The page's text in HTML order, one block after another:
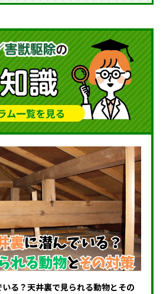
る？天井裏で見られる動物とその